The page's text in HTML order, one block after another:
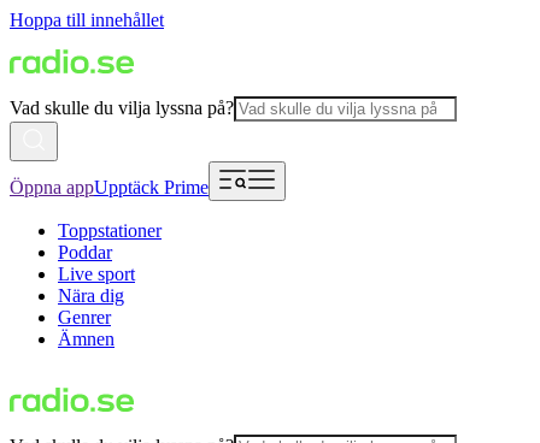
Hoppa till innehållet
Vad skulle du vilja lyssna på?
Öppna appUpptäck Prime
Toppstationer
Poddar
Live sport
Nära dig
Genrer
Ämnen